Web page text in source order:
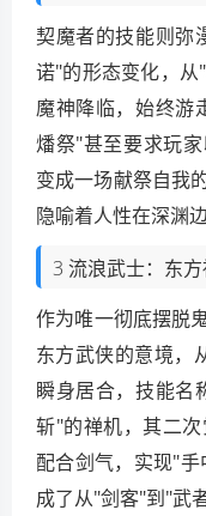
契魔者的技能则弥
诺"的形态变化，
魔神降临，始终游
燔祭"甚至要求玩
变成一场献祭自我
隐喻着人性在深渊
3 流浪武士：东
作为唯一彻底摆脱
东方武侠的意境，
瞬身居合，技能名
斩"的禅机，其二
配合剑气，实现"
成了从"剑客"到"武